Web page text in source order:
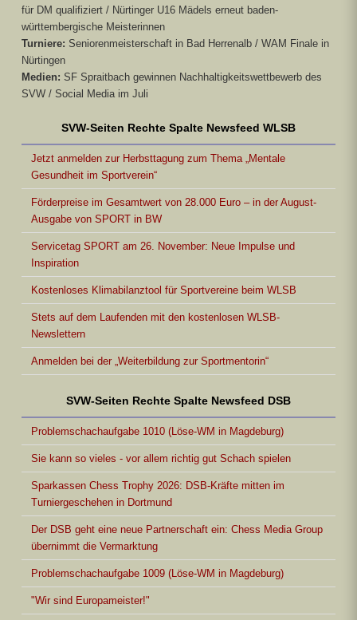
für DM qualifiziert / Nürtinger U16 Mädels erneut baden-
württembergische Meisterinnen
Turniere: Seniorenmeisterschaft in Bad Herrenalb / WAM Finale in
Nürtingen
Medien: SF Spraitbach gewinnen Nachhaltigkeitswettbewerb des
SVW / Social Media im Juli
SVW-Seiten Rechte Spalte Newsfeed WLSB
Jetzt anmelden zur Herbsttagung zum Thema „Mentale
Gesundheit im Sportverein“
Förderpreise im Gesamtwert von 28.000 Euro – in der August-
Ausgabe von SPORT in BW
Servicetag SPORT am 26. November: Neue Impulse und
Inspiration
Kostenloses Klimabilanztool für Sportvereine beim WLSB
Stets auf dem Laufenden mit den kostenlosen WLSB-
Newslettern
Anmelden bei der „Weiterbildung zur Sportmentorin“
SVW-Seiten Rechte Spalte Newsfeed DSB
Problemschachaufgabe 1010 (Löse-WM in Magdeburg)
Sie kann so vieles - vor allem richtig gut Schach spielen
Sparkassen Chess Trophy 2026: DSB-Kräfte mitten im
Turniergeschehen in Dortmund
Der DSB geht eine neue Partnerschaft ein: Chess Media Group
übernimmt die Vermarktung
Problemschachaufgabe 1009 (Löse-WM in Magdeburg)
"Wir sind Europameister!"